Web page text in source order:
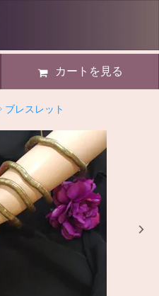
カートを見る
レスレット